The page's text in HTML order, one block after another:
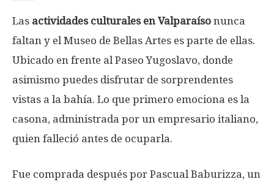
Las actividades culturales en Valparaíso nunca
faltan y el Museo de Bellas Artes es parte de ellas.
Ubicado en frente al Paseo Yugoslavo, donde
asimismo puedes disfrutar de sorprendentes
vistas a la bahía. Lo que primero emociona es la
casona, administrada por un empresario italiano,
quien falleció antes de ocuparla.
Fue comprada después por Pascual Baburizza, un